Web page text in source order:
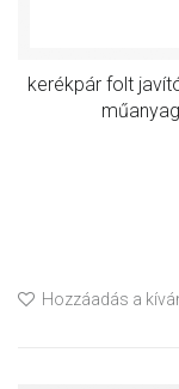
kerékpár folt
Hozzáadás a